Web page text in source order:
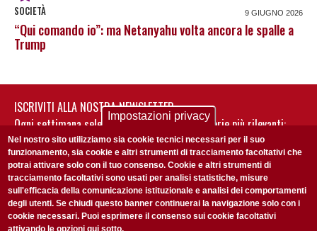
SOCIETÀ 9 GIUGNO 2026
“Qui comando io”: ma Netanyahu volta ancora le spalle a
Trump
ISCRIVITI ALLA NOSTRA NEWSLETTER
Ogni settimana selezioniamo per te nostre storie più rilevanti:
non perderti gli aggiornamenti della nostra newsletter
Impostazioni privacy
Nel nostro sito utilizziamo sia cookie tecnici necessari per il suo
funzionamento, sia cookie e altri strumenti di tracciamento facoltativi che
potrai attivare solo con il tuo consenso. Cookie e altri strumenti di
tracciamento facoltativi sono usati per analisi statistiche, misure
sull'efficacia della comunicazione istituzionale e analisi dei comportamenti
degli utenti. Se chiudi questo banner continuerai la navigazione solo con i
cookie necessari. Puoi esprimere il consenso sui cookie facoltativi
attivando le opzioni qui sotto.